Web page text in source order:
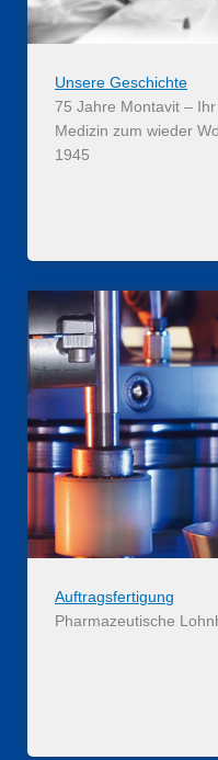
Unsere Geschichte
75 Jahre Montavit –
Medizin zum wieder
1945
Auftragsfertigung
Pharmazeutische